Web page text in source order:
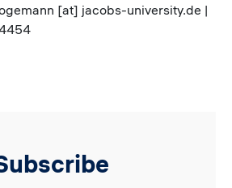
[at] jacobs-university.de |